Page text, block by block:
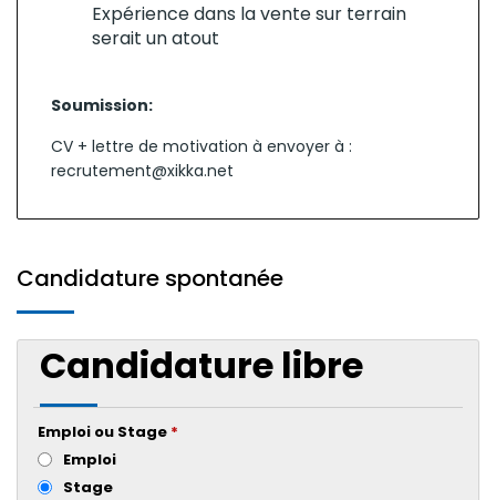
Expérience dans la vente sur terrain
serait un atout
Soumission:
CV + lettre de motivation à envoyer à :
recrutement@xikka.net
Candidature spontanée
Candidature libre
Emploi ou Stage *
Emploi
Stage